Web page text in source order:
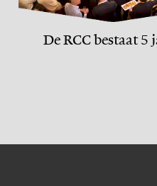
De RCC bestaat 5